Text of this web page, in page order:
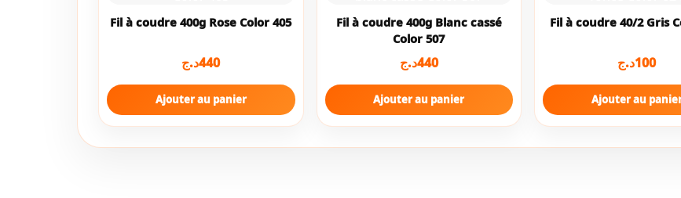
Fil à coudre 40/2 Gris
100د.ج
Ajouter au
Fil à coudre 400g Blanc cassé
Color 507
440د.ج
Ajouter au panier
Fil à coudre 400g Rose Color 405
440د.ج
Ajouter au panier